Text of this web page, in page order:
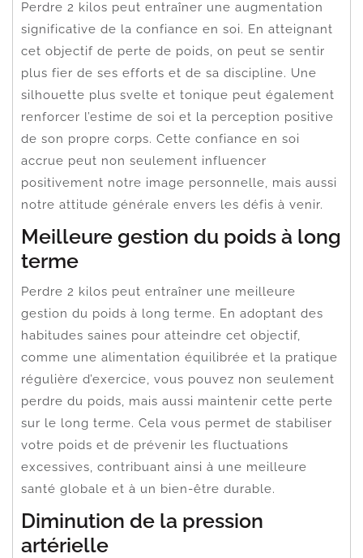
Perdre 2 kilos peut entraîner une augmentation
significative de la confiance en soi. En atteignant
cet objectif de perte de poids, on peut se sentir
plus fier de ses efforts et de sa discipline. Une
silhouette plus svelte et tonique peut également
renforcer l’estime de soi et la perception positive
de son propre corps. Cette confiance en soi
accrue peut non seulement influencer
positivement notre image personnelle, mais aussi
notre attitude générale envers les défis à venir.
Meilleure gestion du poids à long
terme
Perdre 2 kilos peut entraîner une meilleure
gestion du poids à long terme. En adoptant des
habitudes saines pour atteindre cet objectif,
comme une alimentation équilibrée et la pratique
régulière d’exercice, vous pouvez non seulement
perdre du poids, mais aussi maintenir cette perte
sur le long terme. Cela vous permet de stabiliser
votre poids et de prévenir les fluctuations
excessives, contribuant ainsi à une meilleure
santé globale et à un bien-être durable.
Diminution de la pression
artérielle